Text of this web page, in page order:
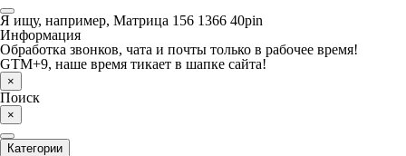
Я ищу, например, Матрица 156 1366 40pin
Информация
Обработка звонков, чата и почты только в рабочее время!
GTM+9, наше время тикает в шапке сайта!
×
Поиск
×
Категории